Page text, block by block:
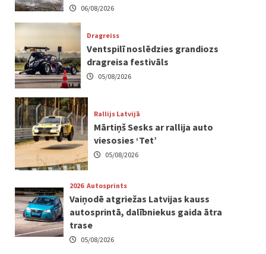
06/08/2026
Dragreiss
Ventspilī noslēdzies grandiozs
dragreisa festivāls
05/08/2026
Rallijs Latvijā
Mārtiņš Sesks ar rallija auto
viesosies ‘Tet’
05/08/2026
2026 Autosprints
Vaiņodē atgriežas Latvijas kauss
autosprintā, dalībniekus gaida ātra
trase
05/08/2026